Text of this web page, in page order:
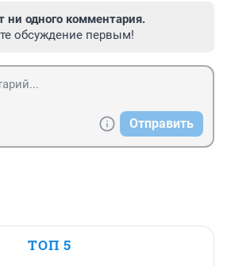
ни одного комментария.
обсуждение первым!
Отправить
ТОП 5